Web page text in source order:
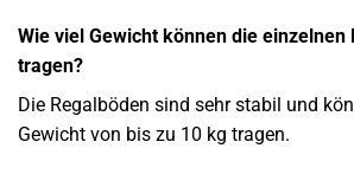
Wie viel Gewicht können die einzelnen
tragen?
Die Regalböden sind sehr stabil und
Gewicht von bis zu 10 kg tragen.